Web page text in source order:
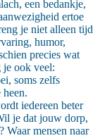
een bedankje,
ertoe
je niet alleen tijd
humor,
precies wat
je ook veel:
soms zelfs
iedereen beter
je dat jouw dorp,
mensen naar